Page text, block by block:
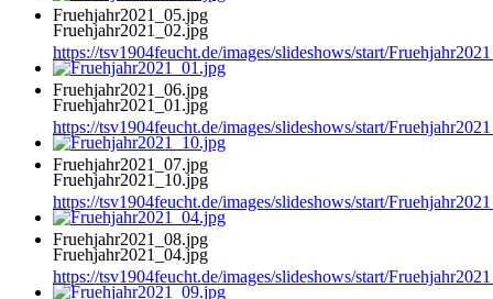
Fruehjahr2021_02.jpg
Fruehjahr2021_01.jpg
Fruehjahr2021_10.jpg
Fruehjahr2021_04.jpg
Fruehjahr2021_05.jpg
https://tsv1904feucht.de/images/slideshows/start/
Fruehjahr2021_06.jpg
https://tsv1904feucht.de/images/slideshows/start/
Fruehjahr2021_07.jpg
https://tsv1904feucht.de/images/slideshows/start/
Fruehjahr2021_08.jpg
https://tsv1904feucht.de/images/slideshows/start/